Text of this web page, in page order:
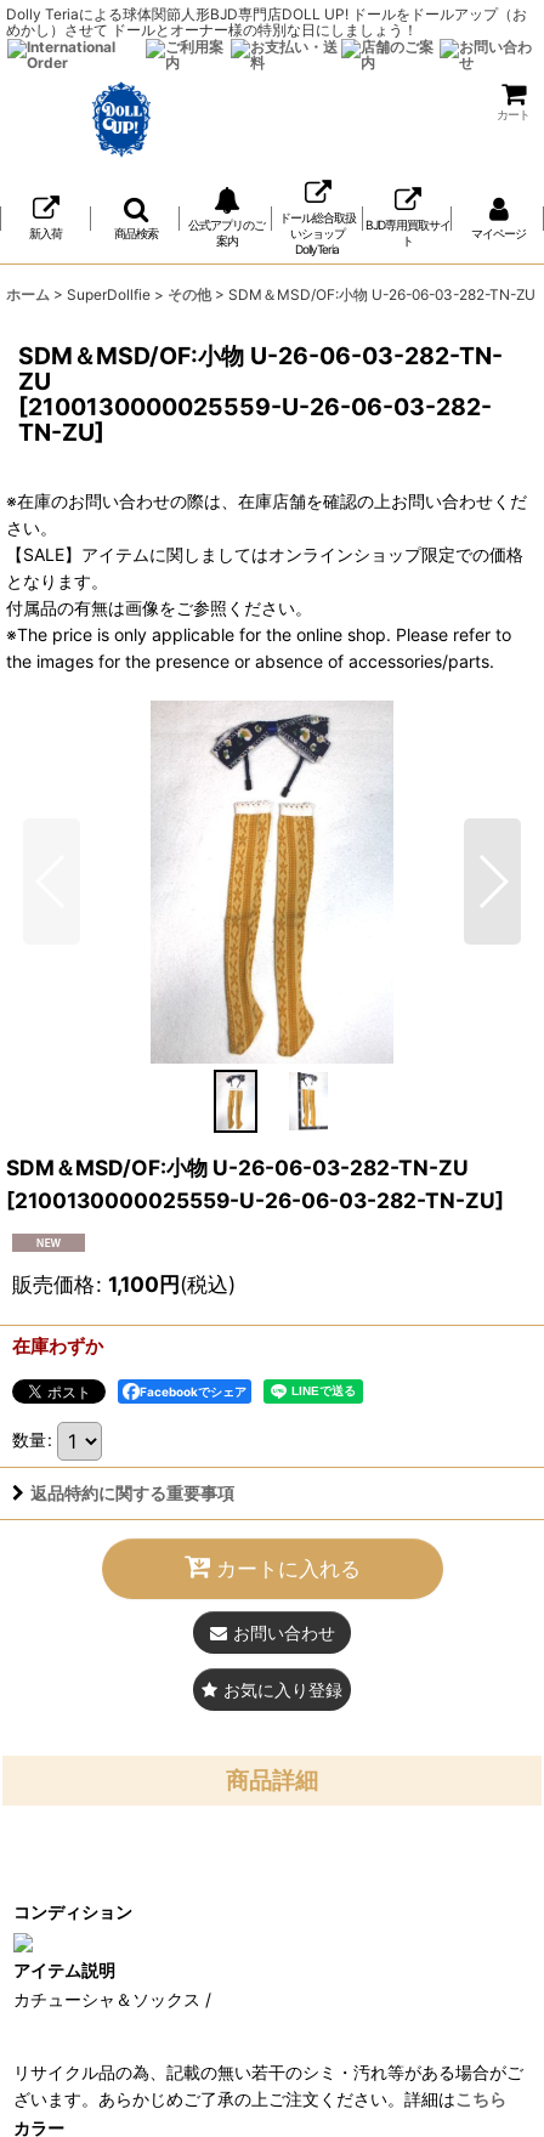
Dolly Teriaによる球体関節人形BJD専門店DOLL UP! ドールをドールアップ（お
めかし）させて ドールとオーナー様の特別な日にしましょう！
カート
新入荷 商品検索
公式アプリのご
案内
ドール総合取扱
いショップ
DollyTeria
BJD専用買取サイ
ト
マイページ
ホーム > SuperDollfie > その他 > SDM＆MSD/OF:小物 U-26-06-03-282-TN-ZU
SDM＆MSD/OF:小物 U-26-06-03-282-TN-
ZU
[2100130000025559-U-26-06-03-282-
TN-ZU]
※在庫のお問い合わせの際は、在庫店舗を確認の上お問い合わせくだ
さい。
【SALE】アイテムに関しましてはオンラインショップ限定での価格
となります。
付属品の有無は画像をご参照ください。
※The price is only applicable for the online shop. Please refer to
the images for the presence or absence of accessories/parts.
SDM＆MSD/OF:小物 U-26-06-03-282-TN-ZU
[2100130000025559-U-26-06-03-282-TN-ZU]
販売価格: 1,100円(税込)
在庫わずか
Facebookでシェア
数量:
返品特約に関する重要事項
カートに入れる
お問い合わせ
お気に入り登録
商品詳細
コンディション
アイテム説明
カチューシャ＆ソックス /
リサイクル品の為、記載の無い若干のシミ・汚れ等がある場合がご
ざいます。あらかじめご了承の上ご注文ください。詳細はこちら
カラー